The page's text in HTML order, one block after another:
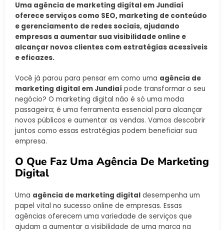
Uma agência de marketing digital em Jundiaí
oferece serviços como SEO, marketing de conteúdo
e gerenciamento de redes sociais, ajudando
empresas a aumentar sua visibilidade online e
alcançar novos clientes com estratégias acessíveis
e eficazes.
Você já parou para pensar em como uma agência de
marketing digital em Jundiaí pode transformar o seu
negócio? O marketing digital não é só uma moda
passageira; é uma ferramenta essencial para alcançar
novos públicos e aumentar as vendas. Vamos descobrir
juntos como essas estratégias podem beneficiar sua
empresa.
O Que Faz Uma Agência De Marketing
Digital
Uma agência de marketing digital desempenha um
papel vital no sucesso online de empresas. Essas
agências oferecem uma variedade de serviços que
ajudam a aumentar a visibilidade de uma marca na